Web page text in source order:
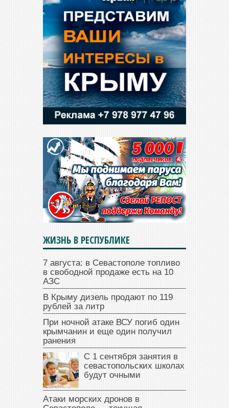
ЖИЗНЬ В РЕСПУБЛИКЕ
7 августа: в Севастополе топливо
в свободной продаже есть на 10
АЗС
В Крыму дизель продают по 119
рублей за литр
При ночной атаке ВСУ погиб один
крымчанин и еще один получил
ранения
С 1 сентября занятия в
севастопольских школах
будут очными
Атаки морских дронов в